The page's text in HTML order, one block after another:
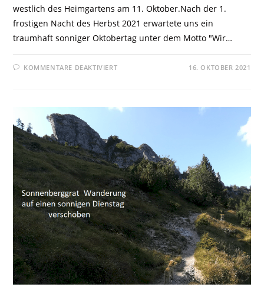
westlich des Heimgartens am 11. Oktober.Nach der 1.
frostigen Nacht des Herbst 2021 erwartete uns ein
traumhaft sonniger Oktobertag unter dem Motto "Wir…
KOMMENTARE DEAKTIVIERT 16. OKTOBER 2021